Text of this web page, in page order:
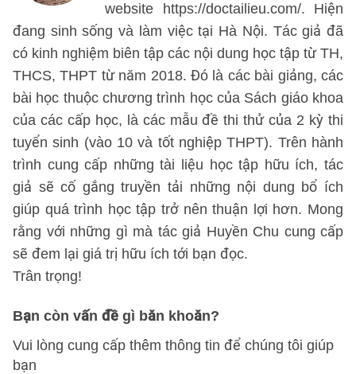
website https://doctailieu.com/. Hiện
đang sinh sống và làm việc tại Hà Nội. Tác giả đã
có kinh nghiệm biên tập các nội dung học tập từ TH,
THCS, THPT từ năm 2018. Đó là các bài giảng, các
bài học thuộc chương trình học của Sách giáo khoa
của các cấp học, là các mẫu đề thi thử của 2 kỳ thi
tuyển sinh (vào 10 và tốt nghiệp THPT). Trên hành
trình cung cấp những tài liệu học tập hữu ích, tác
giả sẽ cố gắng truyền tải những nội dung bổ ích
giúp quá trình học tập trở nên thuận lợi hơn. Mong
rằng với những gì mà tác giả Huyền Chu cung cấp
sẽ đem lại giá trị hữu ích tới bạn đọc.
Trân trọng!
Bạn còn vấn đề gì băn khoăn?
Vui lòng cung cấp thêm thông tin để chúng tôi giúp
bạn